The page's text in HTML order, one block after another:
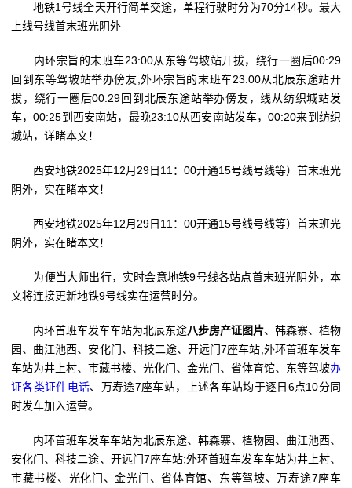
地铁1号线全天开行简单交途，单程行驶时分为70分14秒。最大
上线号线首末班光阴外
内环宗旨的末班车23:00从东等驾坡站开拔，绕行一圈后00:29
回到东等驾坡站举办傍友;外环宗旨的末班车23:00从北辰东途站开
拔，绕行一圈后00:29回到北辰东途站举办傍友，线从纺织城站发
车，00:25到西安南站，最晚23:10从西安南站发车，00:20来到纺织
城站，详睹本文！
西安地铁2025年12月29日11：00开通15号线号线等）首末班光
阴外，实在睹本文！
西安地铁2025年12月29日11：00开通15号线号线等）首末班光
阴外，实在睹本文！
为便当大师出行，实时会意地铁9号线各站点首末班光阴外，本
文将连接更新地铁9号线实在运营时分。
内环首班车发车车站为北辰东途八步房产证图片、韩森寨、植物
园、曲江池西、安化门、科技二途、开远门7座车站;外环首班车发车
车站为井上村、市藏书楼、光化门、金光门、省体育馆、东等驾坡办
证各类证件电话、万寿途7座车站，上述各车站均于逐日6点10分同
时发车加入运营。
内环首班车发车车站为北辰东途、韩森寨、植物园、曲江池西、
安化门、科技二途、开远门7座车站;外环首班车发车车站为井上村、
市藏书楼、光化门、金光门、省体育馆、东等驾坡、万寿途7座车